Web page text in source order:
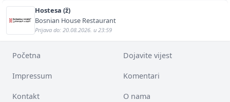
Hostesa (ž)
Bosnian House Restaurant
Prijava do: 20.08.2026. u 23:59
Početna Dojavite vijest
Impressum Komentari
Kontakt O nama